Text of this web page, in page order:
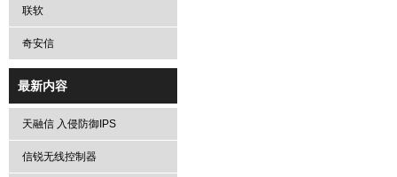
联软
奇安信
最新内容
天融信 入侵防御IPS
信锐无线控制器